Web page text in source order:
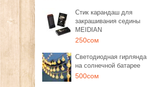
Стик карандаш для
закрашивания седины
MEIDIAN
250сом
Светодиодная гирлянда
на солнечной батарее
500сом